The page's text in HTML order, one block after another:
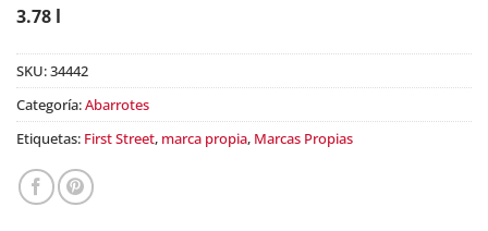
3.78 l
SKU:34442
Categoría:Abarrotes
Etiquetas: First Street, marca propia, Marcas Propias